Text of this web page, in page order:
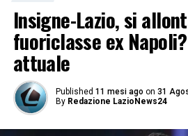
Insigne-Lazio, si
fuoriclasse ex
attuale
Published 11 mesi ago on 31
By Redazione LazioNews24